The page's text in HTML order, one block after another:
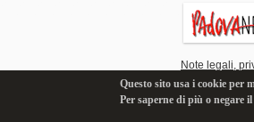
Note legali,
Questo sito usa i cookie per
Per saperne di più o negare